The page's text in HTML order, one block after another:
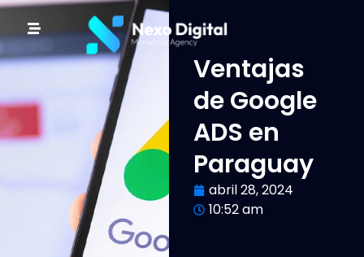
Ventajas
de Google
ADS en
Paraguay
abril 28, 2024
10:52 am